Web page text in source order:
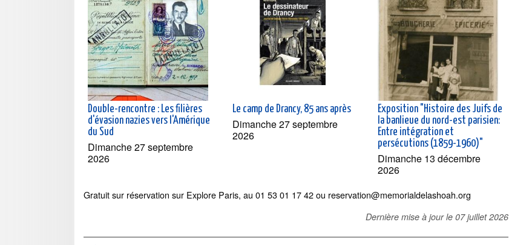
Double-rencontre : Les filières
d'évasion nazies vers l'Amérique
du Sud
Dimanche 27 septembre
2026
Le camp de Drancy, 85 ans après
Dimanche 27 septembre
2026
Exposition "Histoire des Juifs de
la banlieue du nord-est parisien:
Entre intégration et
persécutions (1859-1960)"
Dimanche 13 décembre
2026
Gratuit sur réservation sur Explore Paris, au 01 53 01 17 42 ou reservation@memorialdelashoah.org
Dernière mise à jour le 07 juillet 2026